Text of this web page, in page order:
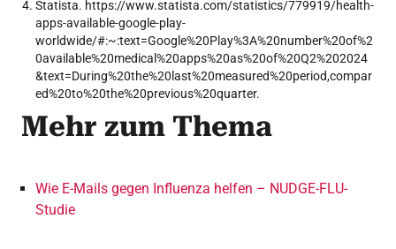
Statista. https://www.statista.com/statistics/779919/health-
apps-available-google-play-
worldwide/#:~:text=Google%20Play%3A%20number%20of%2
0available%20medical%20apps%20as%20of%20Q2%202024
&text=During%20the%20last%20measured%20period,compar
ed%20to%20the%20previous%20quarter.
Mehr zum Thema
Wie E-Mails gegen Influenza helfen – NUDGE-FLU-
Studie